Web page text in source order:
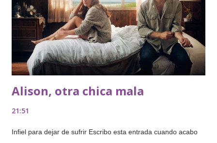
—cómo no iba a haber un griego que lo dijera antes—, ese
estado de sumo bienestar que llamamos «felicidad» es una
actividad. No es un fin que se alcance siendo el más guapo, el
que más liga, el que ...
Alison, otra chica mala
21:51
Infiel para dejar de sufrir Escribo esta entrada cuando acabo